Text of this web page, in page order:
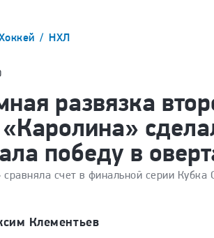
НХЛ
развязка
победу в
сравняла счет в финальной серии Кубка
Клементьев